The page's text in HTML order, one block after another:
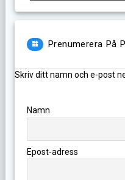
Prenumerera På
Skriv ditt namn och e-post
Namn
Epost-adress